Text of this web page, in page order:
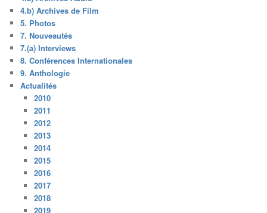
4.b) Archives de Film
5. Photos
7. Nouveautés
7.(a) Interviews
8. Conférences Internationales
9. Anthologie
Actualités
2010
2011
2012
2013
2014
2015
2016
2017
2018
2019